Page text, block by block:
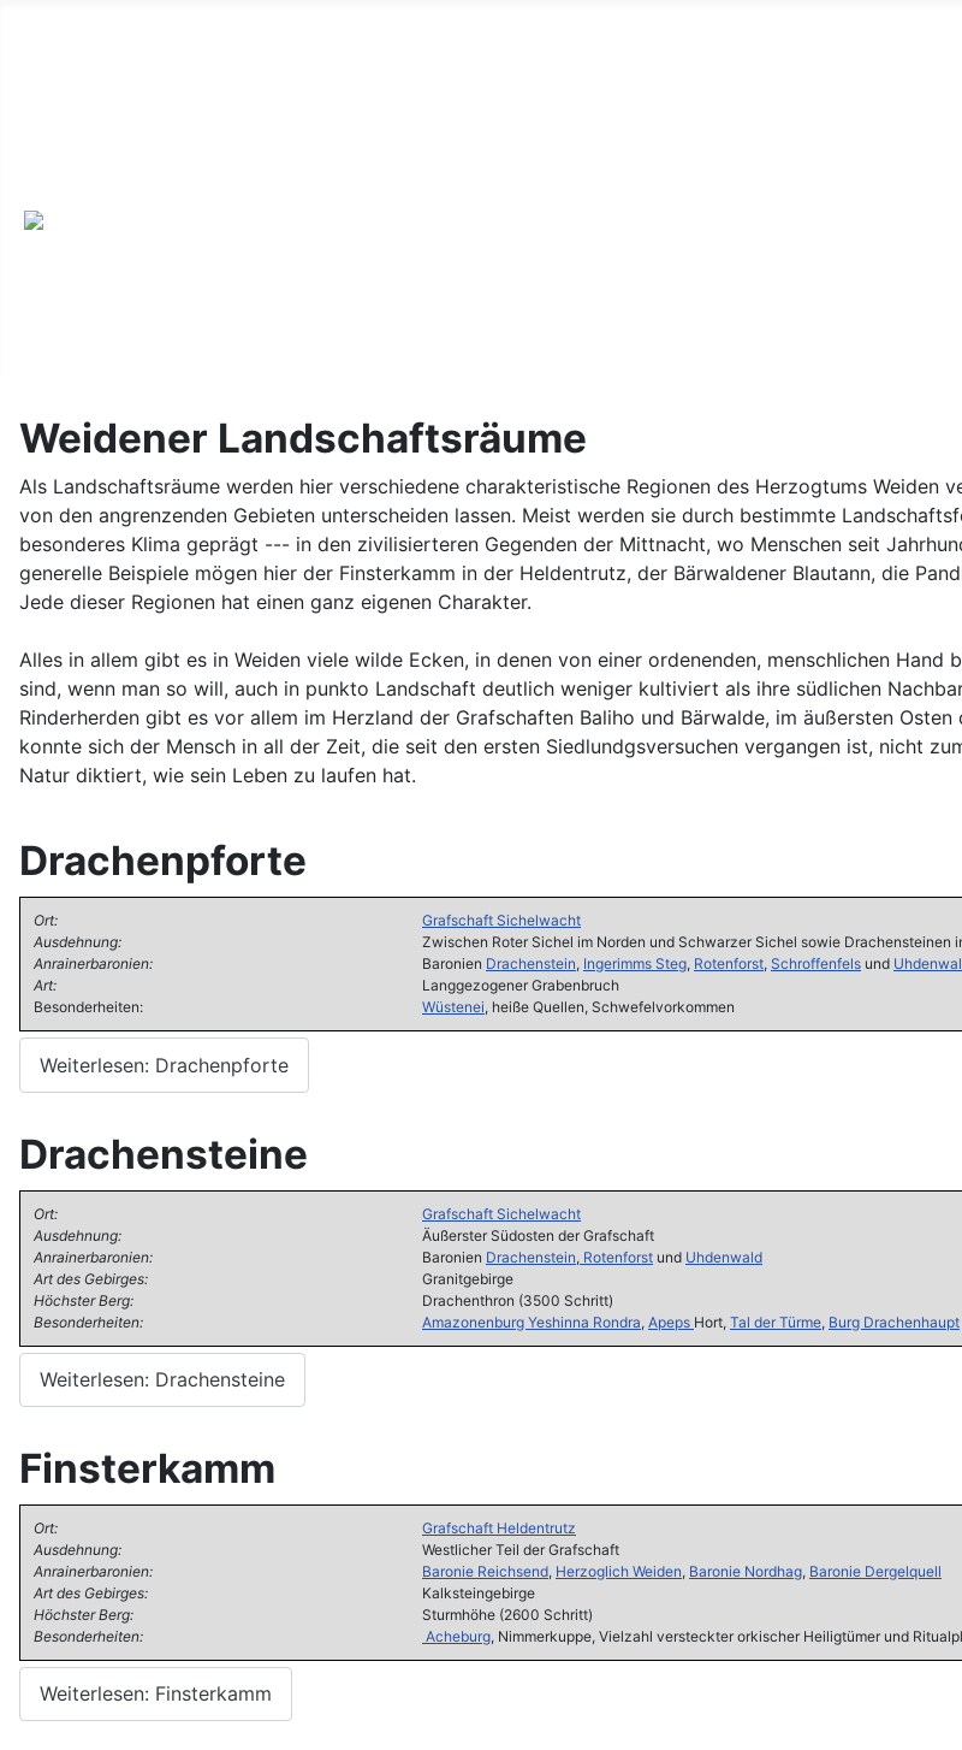
Weidener Landschaftsräume
Als Landschaftsräume werden hier verschiedene charakteristische Regionen des Herzogtums Weiden
von den angrenzenden Gebieten unterscheiden lassen. Meist werden sie durch bestimmte
besonderes Klima geprägt --- in den zivilisierteren Gegenden der Mittnacht, wo Menschen seit
generelle Beispiele mögen hier der Finsterkamm in der Heldentrutz, der Bärwaldener Blautann, die
Jede dieser Regionen hat einen ganz eigenen Charakter.
Alles in allem gibt es in Weiden viele wilde Ecken, in denen von einer ordenenden, menschlichen
sind, wenn man so will, auch in punkto Landschaft deutlich weniger kultiviert als ihre südlichen
Rinderherden gibt es vor allem im Herzland der Grafschaften Baliho und Bärwalde, im äußersten
konnte sich der Mensch in all der Zeit, die seit den ersten Siedlundgsversuchen vergangen ist, nicht
Natur diktiert, wie sein Leben zu laufen hat.
Drachenpforte
Ort:
Grafschaft Sichelwacht
Ausdehnung:
Zwischen Roter Sichel im Norden und Schwarzer Sichel sowie Drachensteinen
Anrainerbaronien:
Baronien Drachenstein, Ingerimms Steg, Rotenforst, Schroffenfels und
Art:
Langgezogener Grabenbruch
Besonderheiten:
Wüstenei, heiße Quellen, Schwefelvorkommen
Weiterlesen: Drachenpforte
Drachensteine
Ort:
Grafschaft Sichelwacht
Ausdehnung:
Äußerster Südosten der Grafschaft
Anrainerbaronien:
Baronien Drachenstein, Rotenforst und Uhdenwald
Art des Gebirges:
Granitgebirge
Höchster Berg:
Drachenthron (3500 Schritt)
Besonderheiten:
Amazonenburg Yeshinna Rondra, Apeps Hort, Tal der Türme, Burg Drachenhaupt
Weiterlesen: Drachensteine
Finsterkamm
Ort: Grafschaft Heldentrutz
Ausdehnung:
Westlicher Teil der Grafschaft
Anrainerbaronien:
Baronie Reichsend, Herzoglich Weiden, Baronie Nordhag, Baronie Dergelquell
Art des Gebirges:
Kalksteingebirge
Höchster Berg:
Sturmhöhe (2600 Schritt)
Besonderheiten:
Acheburg, Nimmerkuppe, Vielzahl versteckter orkischer Heiligtümer und
Weiterlesen: Finsterkamm